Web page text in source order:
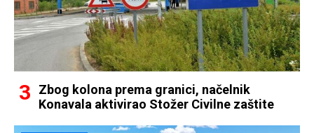
Zbog kolona prema granici, načelnik
Konavala aktivirao Stožer Civilne zaštite